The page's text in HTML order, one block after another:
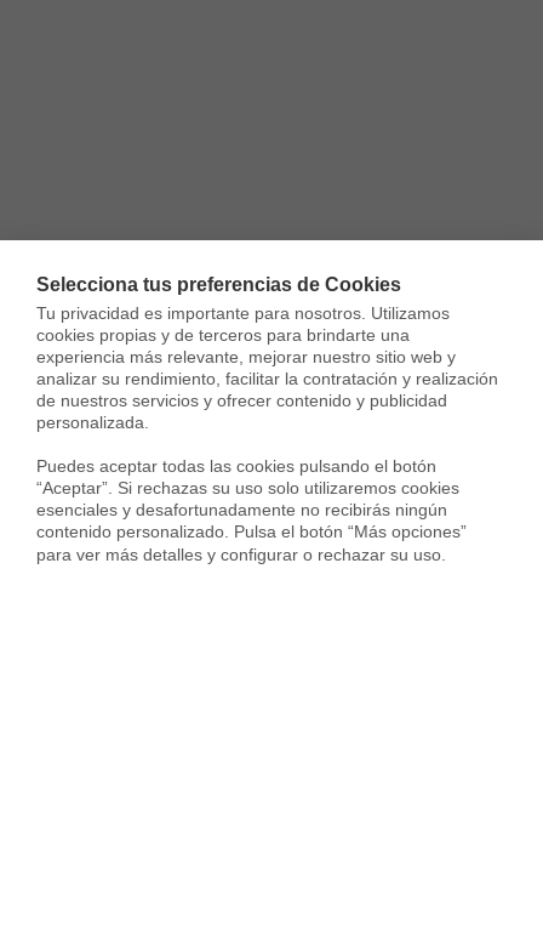
Selecciona tus preferencias de Cookies
Tu privacidad es importante para nosotros. Utilizamos
cookies propias y de terceros para brindarte una
experiencia más relevante, mejorar nuestro sitio web y
analizar su rendimiento, facilitar la contratación y realización
de nuestros servicios y ofrecer contenido y publicidad
personalizada.
Puedes aceptar todas las cookies pulsando el botón
“Aceptar”. Si rechazas su uso solo utilizaremos cookies
esenciales y desafortunadamente no recibirás ningún
contenido personalizado. Pulsa el botón “Más opciones”
para ver más detalles y configurar o rechazar su uso.